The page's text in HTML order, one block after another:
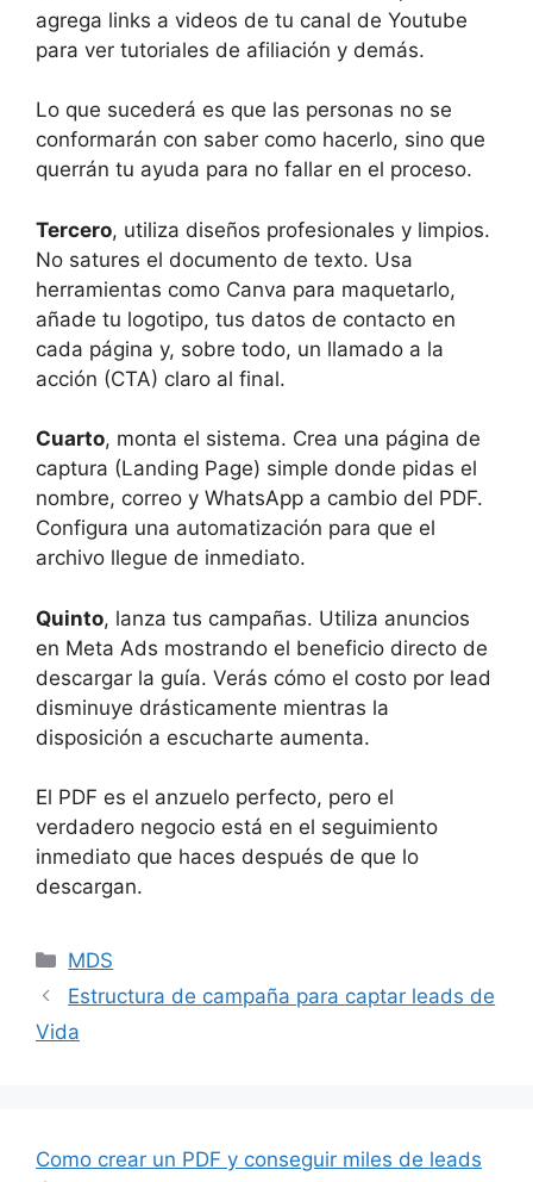
agrega links a videos de tu canal de Youtube
para ver tutoriales de afiliación y demás.
Lo que sucederá es que las personas no se
conformarán con saber como hacerlo, sino que
querrán tu ayuda para no fallar en el proceso.
Tercero, utiliza diseños profesionales y limpios.
No satures el documento de texto. Usa
herramientas como Canva para maquetarlo,
añade tu logotipo, tus datos de contacto en
cada página y, sobre todo, un llamado a la
acción (CTA) claro al final.
Cuarto, monta el sistema. Crea una página de
captura (Landing Page) simple donde pidas el
nombre, correo y WhatsApp a cambio del PDF.
Configura una automatización para que el
archivo llegue de inmediato.
Quinto, lanza tus campañas. Utiliza anuncios
en Meta Ads mostrando el beneficio directo de
descargar la guía. Verás cómo el costo por lead
disminuye drásticamente mientras la
disposición a escucharte aumenta.
El PDF es el anzuelo perfecto, pero el
verdadero negocio está en el seguimiento
inmediato que haces después de que lo
descargan.
Categorías
MDS
Estructura de campaña para captar leads de
Vida
Como crear un PDF y conseguir miles de leads